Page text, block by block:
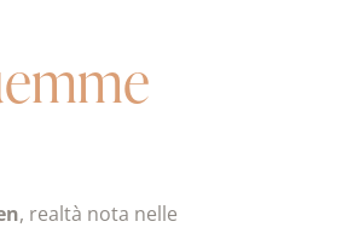
, realtà nota nelle